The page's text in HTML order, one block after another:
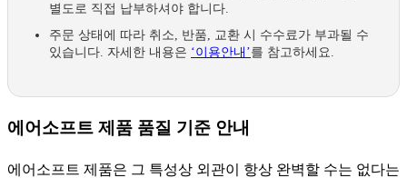
별도로 직접 납부하셔야 합니다.
주문 상태에 따라 취소, 반품, 교환 시 수수료가 부과될 수
있습니다. 자세한 내용은 ‘이용안내’를 참고하세요.
에어소프트 제품 품질 기준 안내
에어소프트 제품은 그 특성상 외관이 항상 완벽할 수는 없다는